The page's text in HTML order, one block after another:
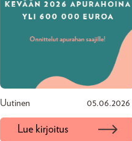
Uutinen 05.06.2026
Lue kirjoitus